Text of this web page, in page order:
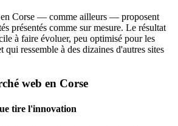
en Corse — comme ailleurs — proposent
présentés comme sur mesure. Le résultat
à faire évoluer, peu optimisé pour les
qui ressemble à des dizaines d'autres sites
web en Corse
tire l'innovation